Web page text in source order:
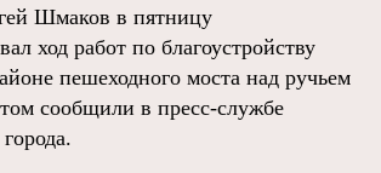
Шмаков в пятницу
ход работ по благоустройству
пешеходного моста над ручьем
сообщили в пресс-службе